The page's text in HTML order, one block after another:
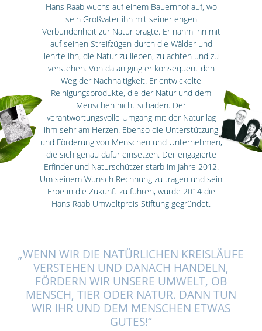
Hans Raab wuchs auf einem Bauernhof auf, wo
sein Großvater ihn mit seiner engen
Verbundenheit zur Natur prägte. Er nahm ihn mit
auf seinen Streifzügen durch die Wälder und
lehrte ihn, die Natur zu lieben, zu achten und zu
verstehen. Von da an ging er konsequent den
Weg der Nachhaltigkeit. Er entwickelte
Reinigungsprodukte, die der Natur und dem
Menschen nicht schaden. Der
verantwortungsvolle Umgang mit der Natur lag
ihm sehr am Herzen. Ebenso die Unterstützung
und Förderung von Menschen und Unternehmen,
die sich genau dafür einsetzen. Der engagierte
Erfinder und Naturschützer starb im Jahre 2012.
Um seinem Wunsch Rechnung zu tragen und sein
Erbe in die Zukunft zu führen, wurde 2014 die
Hans Raab Umweltpreis Stiftung gegründet.
„WENN WIR DIE NATÜRLICHEN KREISLÄUFE
VERSTEHEN UND DANACH HANDELN,
FÖRDERN WIR UNSERE UMWELT, OB
MENSCH, TIER ODER NATUR. DANN TUN
WIR IHR UND DEM MENSCHEN ETWAS
GUTES!“